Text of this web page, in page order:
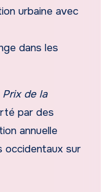
urbaine avec
dans les
Prix de la
par des
annuelle
occidentaux sur